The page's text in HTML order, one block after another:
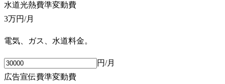
水道光熱費準変動費
3万円/月
電気、ガス、水道料金。
円/月
広告宣伝費準変動費